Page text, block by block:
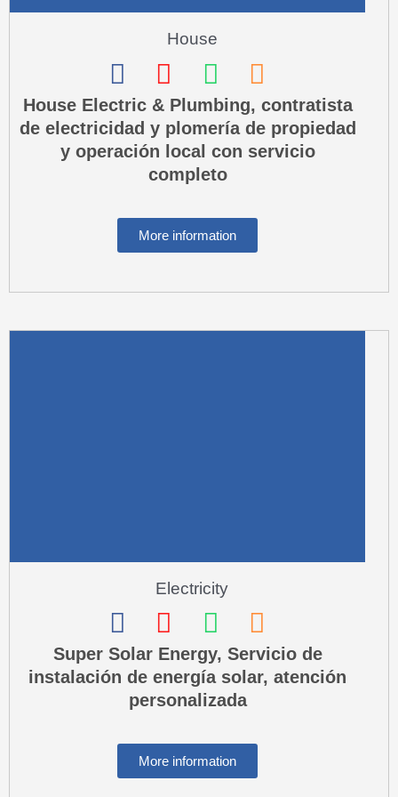
House
F
a
c
e
o
o
I
n
s
t
a
g
r
m
W
h
a
t
s
a
p
P
h
o
n
-
s
u
a
House Electric & Plumbing, contratista
de electricidad y plomería de propiedad
y operación local con servicio
completo
More information
Electricity
F
a
c
e
b
o
I
n
s
t
a
g
W
h
a
t
s
a
P
h
o
e
-
Super Solar Energy, Servicio de
instalación de energía solar, atención
personalizada
More information